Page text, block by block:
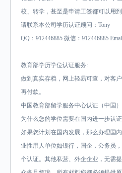
校、转学，甚至是申请工签都可以用到
请联系本公司学历认证顾问：Tony
QQ：912446885 微信：912446885
教育部学历学位认证服务:
做到真实存档，网上轻易可查，对客
再付款。
中国教育部留学服务中心认证（中国
为什么您的学位需要在国内进一步认证
如果您计划在国内发展，那么办理国
业性用人单位如银行，国企，公务员
个认证。其他私营、外企企业，无需